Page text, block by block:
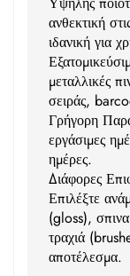
ανθεκτική
ιδανική για
μεταλλικές
σειράς,
Γρήγορη
εργάσιμες
ημέρες.
Διάφορες
Επιλέξτε
(gloss),
τραχιά
αποτέλεσμα.